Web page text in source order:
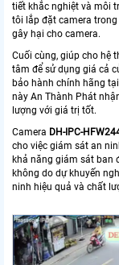
tiết khắc nghiệt và môi
tôi lắp đặt camera
gây hại cho camera.
Cuối cùng, giúp cho hệ
tâm để sử dụng giá cả
bảo hành chính hãng
này An Thành Phát
lượng với giá trị tốt.
Camera DH-IPC-
cho việc giám sát an
khả năng giám sát ban
không do dự khuyến
ninh hiệu quả và chất